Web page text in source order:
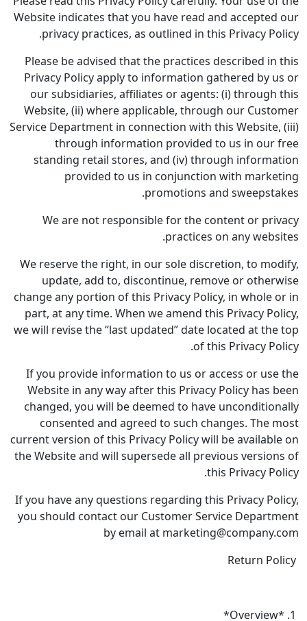
Website indicates that you have read
privacy practices, as outlined in this
Please be advised that the practices
Privacy Policy apply to information
our subsidiaries, affiliates or agents:
Website, (ii) where applicable, through
Service Department in connection with
through information provided to
standing retail stores, and (iv)
provided to us in conjunction
promotions
We are not responsible for the
practices
We reserve the right, in our sole
update, add to, discontinue,
change any portion of this Privacy
part, at any time. When we amend this
we will revise the “last updated” date
of this
If you provide information to us or
Website in any way after this Privacy
changed, you will be deemed to have
consented and agreed to such
current version of this Privacy Policy will
the Website and will supersede all
this
If you have any questions regarding this
you should contact our Customer
by email at